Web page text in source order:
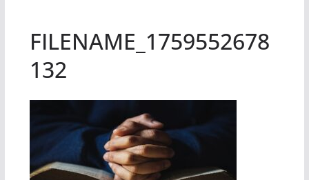
FILENAME_1759552678
132